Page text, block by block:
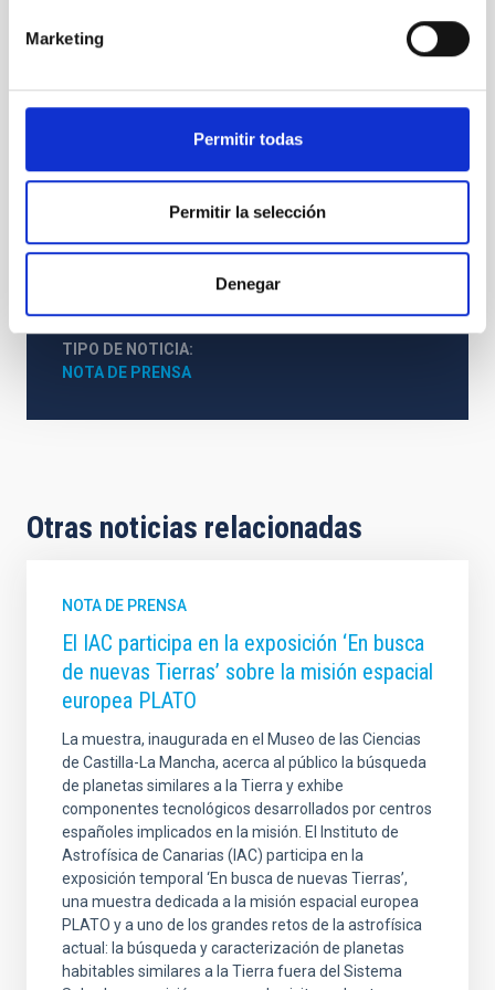
Marketing
Permitir todas
Permitir la selección
Denegar
Sobre el proyecto HerMES (Herschel Multi-tiered
(Universidad de Sussex, Reino Unido) y J. Bock
Sobre Herschel/SPIRE
Villafranca del Castillo, Madrid)
Obscured Massive Maximum-Starburst Galaxy at a Redshift of
TIPO DE NOTICIA
NOTA DE PRENSA
Otras noticias relacionadas
NOTA DE PRENSA
El IAC participa en la exposición ‘En busca
de nuevas Tierras’ sobre la misión espacial
europea PLATO
La muestra, inaugurada en el Museo de las Ciencias
de Castilla-La Mancha, acerca al público la búsqueda
de planetas similares a la Tierra y exhibe
componentes tecnológicos desarrollados por centros
españoles implicados en la misión. El Instituto de
Astrofísica de Canarias (IAC) participa en la
exposición temporal ‘En busca de nuevas Tierras’,
una muestra dedicada a la misión espacial europea
PLATO y a uno de los grandes retos de la astrofísica
actual: la búsqueda y caracterización de planetas
habitables similares a la Tierra fuera del Sistema